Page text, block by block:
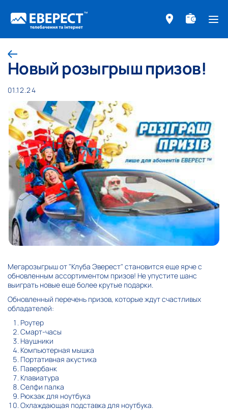
Новый розыгрыш призов!
01.12.24
Мегарозыгрыш от "Клуба Эверест" становится еще ярче с
обновленным ассортиментом призов! Не упустите шанс
выиграть новые еще более крутые подарки.
Обновленный перечень призов, которые ждут счастливых
обладателей:
Роутер
Смарт-часы
Наушники
Компьютерная мышка
Портативная акустика
Павербанк
Клавиатура
Селфи палка
Рюкзак для ноутбука
Охлаждающая подставка для ноутбука.